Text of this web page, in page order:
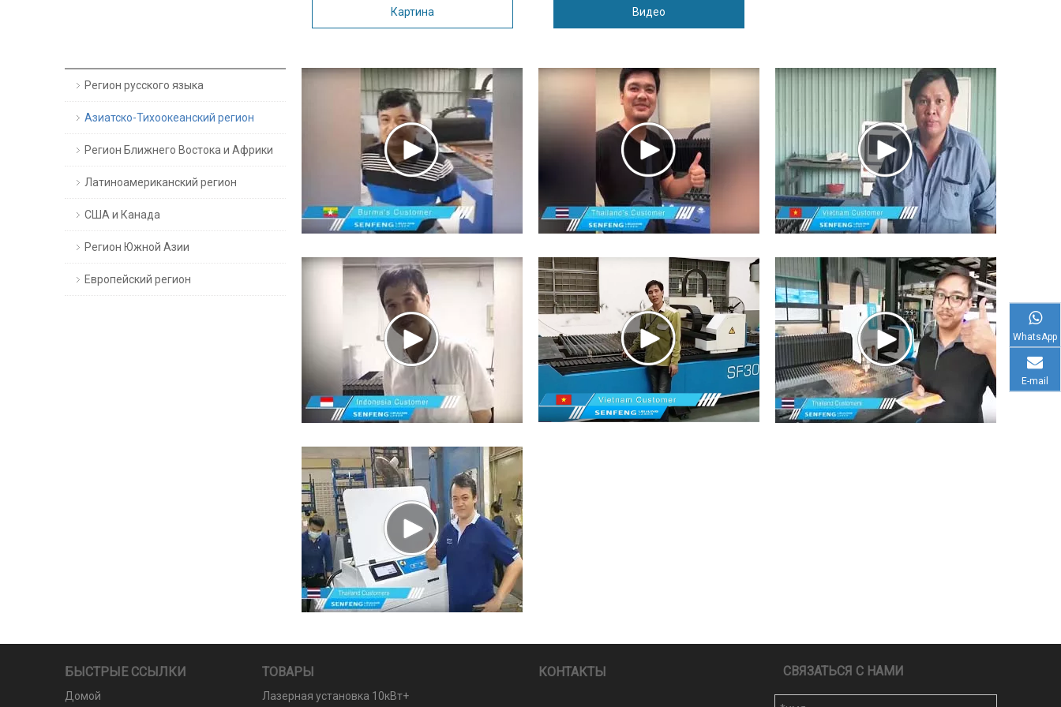
Картина Видео
Регион русского языка
Азиатско-Тихоокеанский регион
Регион Ближнего Востока и Африки
Латиноамериканский регион
США и Канада
Регион Южной Азии
Европейский регион
БЫСТРЫЕ ССЫЛКИ
Домой
ТОВАРЫ
Лазерная установка 10кВт+
КОНТАКТЫ СВЯЗАТЬСЯ С НАМИ
WhatsApp
E-mail